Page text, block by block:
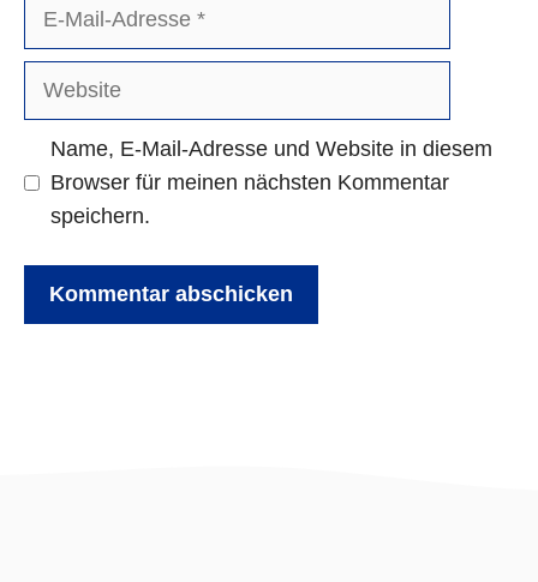
Website
Name, E-Mail-Adresse und Website in diesem
Browser für meinen nächsten Kommentar
speichern.